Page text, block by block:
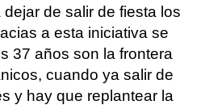
de salir de fiesta los
a esta iniciativa se
37 años son la frontera
cuando ya salir de
y hay que replantear la